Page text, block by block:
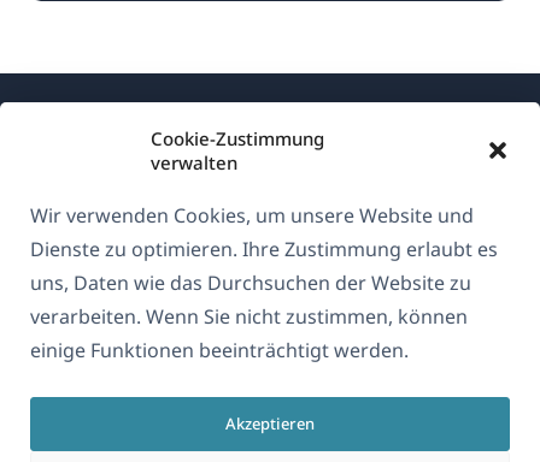
Cookie-Zustimmung
verwalten
Wir verwenden Cookies, um unsere Website und
Dienste zu optimieren. Ihre Zustimmung erlaubt es
uns, Daten wie das Durchsuchen der Website zu
verarbeiten. Wenn Sie nicht zustimmen, können
einige Funktionen beeinträchtigt werden.
Akzeptieren
Deutsch
Über WPML
DSGVO & Datenschutzrichtlinie
Unserem Team beitreten(öffnet
in
Fenster)
in
einem
(öffnet
in
einem
in